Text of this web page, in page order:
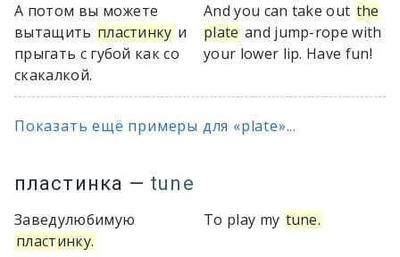
А потом вы можете
вытащить пластинку и
прыгать с губой как со
скакалкой.
And you can take out the
plate and jump-rope with
your lower lip. Have fun!
Показать ещё примеры для «plate»...
пластинка — tune
Заведулюбимую
пластинку.
To play my tune.